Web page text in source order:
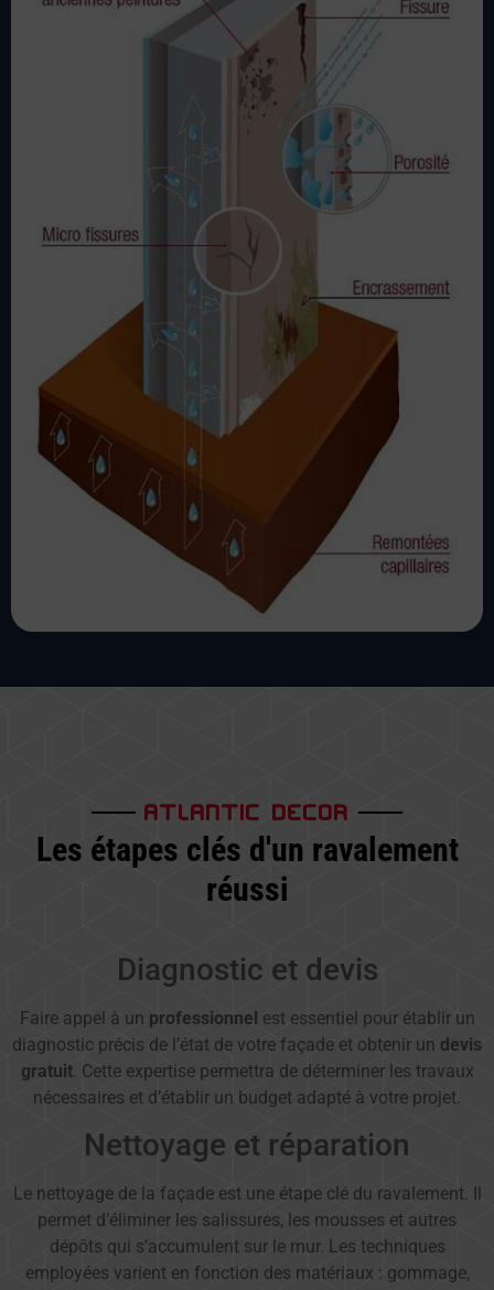
ATLANTIC DECOR
Les étapes clés d'un ravalement
réussi
Diagnostic et devis
Faire appel à un professionnel est essentiel pour établir un
diagnostic précis de l’état de votre façade et obtenir un devis
gratuit. Cette expertise permettra de déterminer les travaux
nécessaires et d’établir un budget adapté à votre projet.
Nettoyage et réparation
Le nettoyage de la façade est une étape clé du ravalement. Il
permet d’éliminer les salissures, les mousses et autres
dépôts qui s’accumulent sur le mur. Les techniques
employées varient en fonction des matériaux : gommage,